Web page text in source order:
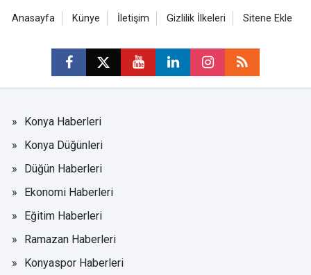
Anasayfa Künye İletişim Gizlilik İlkeleri Sitene Ekle
Konya Haberleri
Konya Düğünleri
Düğün Haberleri
Ekonomi Haberleri
Eğitim Haberleri
Ramazan Haberleri
Konyaspor Haberleri